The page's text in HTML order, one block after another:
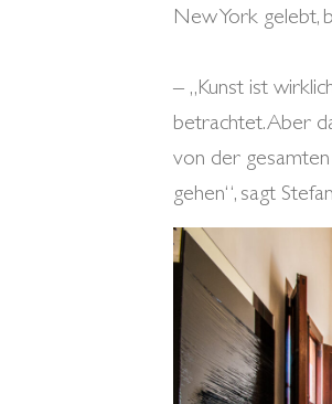
New York gelebt,
– „Kunst ist
betrachtet. Aber
von der
gehen“, sagt